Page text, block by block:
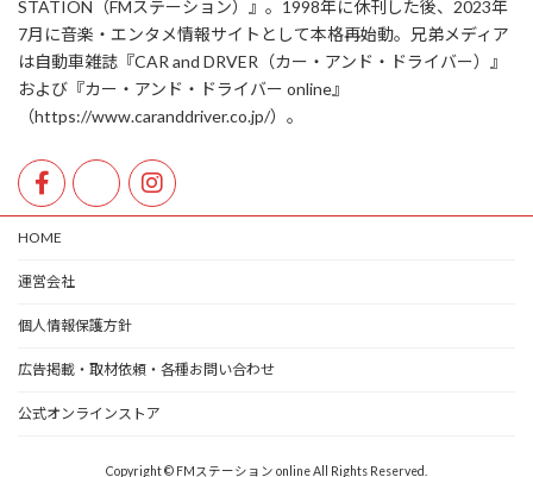
STATION（FMステーション）』。1998年に休刊した後、2023年
7月に音楽・エンタメ情報サイトとして本格再始動。兄弟メディア
は自動車雑誌『CAR and DRVER（カー・アンド・ドライバー）』
および『カー・アンド・ドライバー online』
（https://www.caranddriver.co.jp/）。
HOME
運営会社
個人情報保護方針
広告掲載・取材依頼・各種お問い合わせ
公式オンラインストア
Copyright © FMステーション online All Rights Reserved.